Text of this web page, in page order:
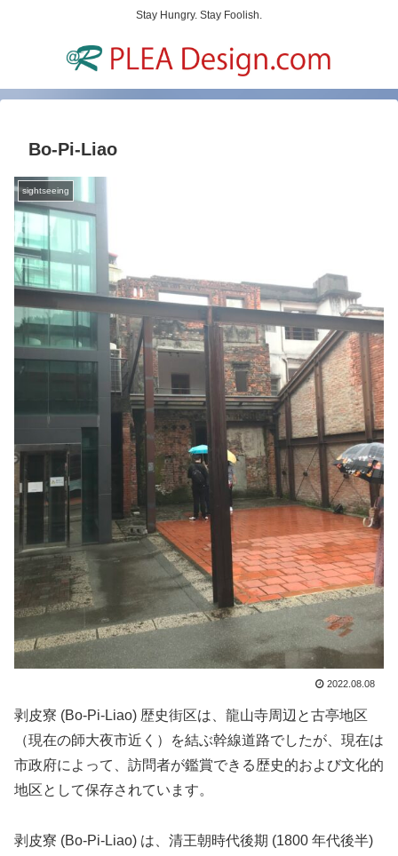
Stay Hungry. Stay Foolish.
Bo-Pi-Liao
sightseeing
2022.08.08
剥皮寮 (Bo-Pi-Liao) 歴史街区は、龍山寺周辺と古亭地区
（現在の師大夜市近く）を結ぶ幹線道路でしたが、現在は
市政府によって、訪問者が鑑賞できる歴史的および文化的
地区として保存されています。
剥皮寮 (Bo-Pi-Liao) は、清王朝時代後期 (1800 年代後半)